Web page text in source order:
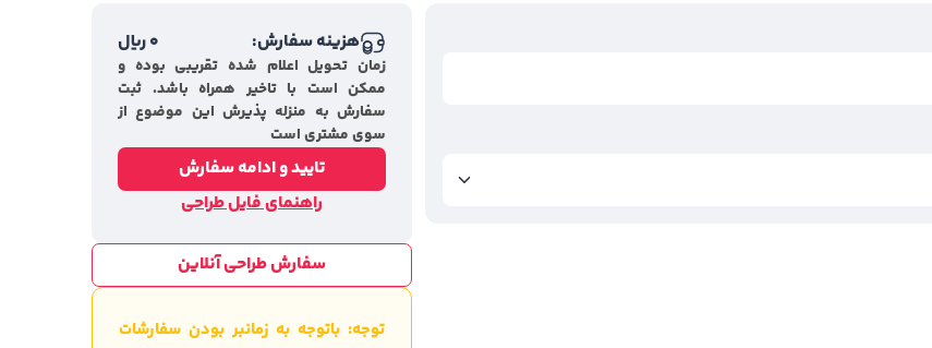
هزینه سفارش: 0ریال
زمان تحویل اعلام شده تقریبی بوده و
ممکن است با تاخیر همراه باشد. ثبت
سفارش به منزله پذیرش این موضوع از
سوی مشتری است
تایید و ادامه سفارش
راهنمای فایل طراحی
سفارش طراحی آنلاین
توجه: باتوجه به زمانبر بودن سفارشات